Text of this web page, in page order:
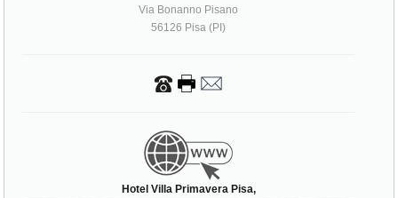
Via Bonanno Pisano
56126 Pisa (PI)
Hotel Villa Primavera Pisa,